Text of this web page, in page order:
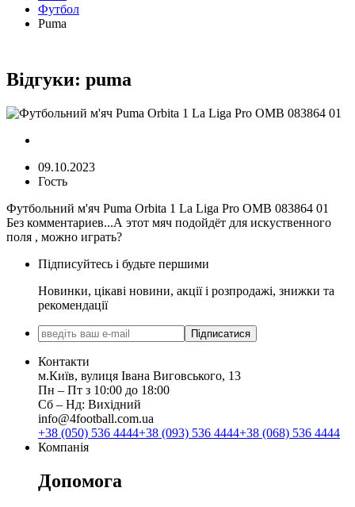
Футбол
Puma
Відгуки: puma
09.10.2023
Гость
Футбольний м'яч Puma Orbita 1 La Liga Pro OMB 083864 01
Без комментариев...А этот мяч подойдёт для искуственного
поля , можно играть?
Підписуйтесь і будьте першими
Новинки, цікаві новини, акції і розпродажі, знижки та
рекомендації
Підписатися
Контакти
м.Київ, вулиця Івана Виговського, 13
Пн ‒ Пт з 10:00 до 18:00
Сб ‒ Нд: Вихідний
info@4football.com.ua
+38 (050) 536 4444+38 (093) 536 4444+38 (068) 536 4444
Компанія
Допомога